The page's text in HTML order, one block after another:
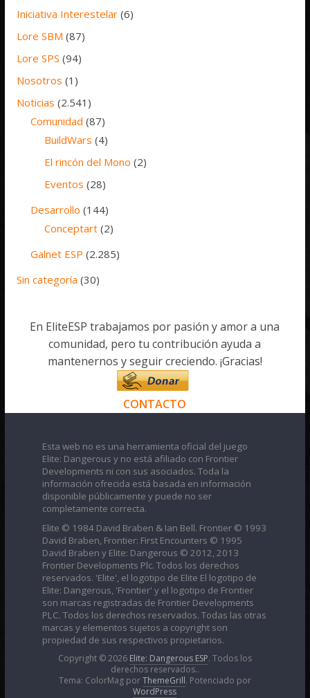
Iniciativa Interestelar (6)
Lore SBM (87)
Lore SPS (94)
Nosotros (1)
Noticias (2.541)
Comunidad (87)
BuildWars (4)
El rincón del Mono (2)
Eventos (28)
Desarrollo (144)
Conceptart (2)
Galnet ESP (2.285)
Sin categoría (30)
En EliteESP trabajamos por pasión y amor a una
comunidad, pero tu contribución ayuda a
mantenernos y seguir creciendo. ¡Gracias!
CONTACTO
Esta web no es una herramienta oficial del juego
Elite: Dangerous y no está afiliado con Frontier
Developments ni con sus asociados. Toda la
información ofrecida está basada en información
disponible públicamente y puede no ser
completamente correcta.
Elite © 1984 David Braben & Ian Bell. Frontier © 1993
David Braben, Frontier: First Encounters © 1995
David Braben y Elite: Dangerous © 2012, 2013
Frontier Developments Plc. Todos los derechos
reservados. 'Elite', el logotipo de Elite El logotipo de
Elite: Dangerous, 'Frontier' y el logotipo de Frontier
son marcas registradas de Frontier Developments
PLC. Todos los derechos reservados. Todas las otras
marcas y elementos sujetos a copyright son
propiedad de sus respectivos propietarios.
Copyright © 2026 Elite: Dangerous ESP. Todos los
derechos reservados..
Tema: ColorMag porThemeGrill. Potenciado por
WordPress